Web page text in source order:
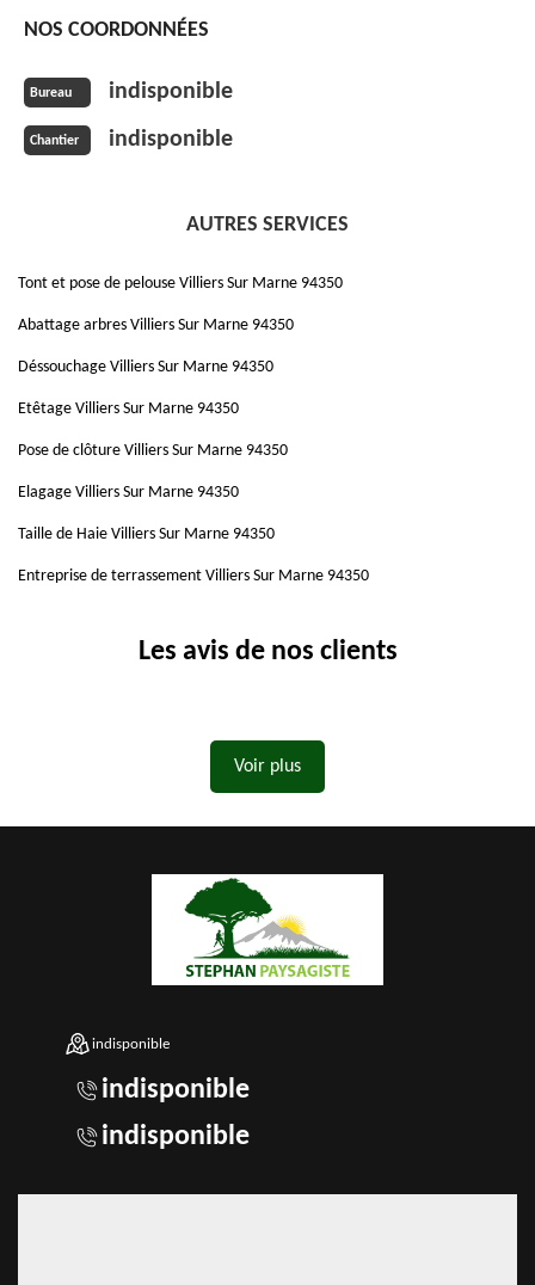
NOS COORDONNÉES
Bureau indisponible
Chantier indisponible
AUTRES SERVICES
Tont et pose de pelouse Villiers Sur Marne 94350
Abattage arbres Villiers Sur Marne 94350
Déssouchage Villiers Sur Marne 94350
Etêtage Villiers Sur Marne 94350
Pose de clôture Villiers Sur Marne 94350
Elagage Villiers Sur Marne 94350
Taille de Haie Villiers Sur Marne 94350
Entreprise de terrassement Villiers Sur Marne 94350
Les avis de nos clients
Voir plus
indisponible
indisponible
indisponible